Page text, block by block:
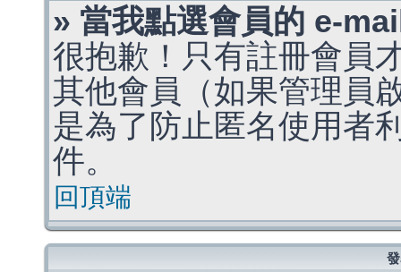
» 當我點選會員的 e-
很抱歉！只有註冊會員
其他會員（如果管理員
是為了防止匿名使用者
件。
回頂端